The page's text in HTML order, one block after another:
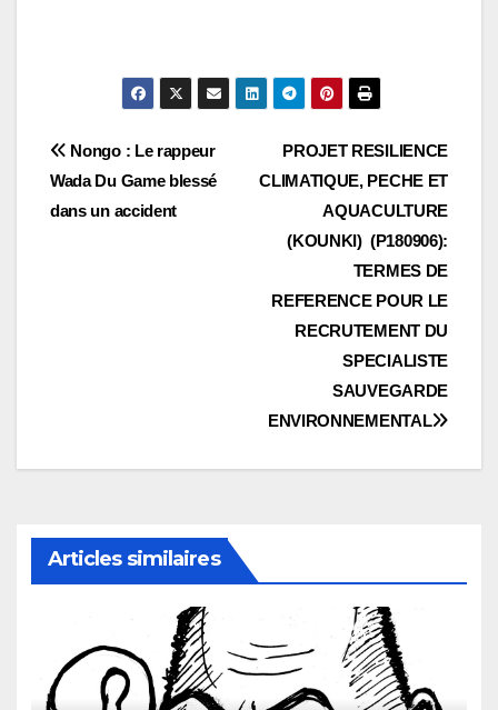
Navigation
de
PROJET RESILIENCE
CLIMATIQUE, PECHE ET
AQUACULTURE
(KOUNKI) (P180906):
TERMES DE
REFERENCE POUR LE
RECRUTEMENT DU
SPECIALISTE
SAUVEGARDE
ENVIRONNEMENTAL
Nongo : Le rappeur
Wada Du Game blessé
dans un accident
Articles similaires